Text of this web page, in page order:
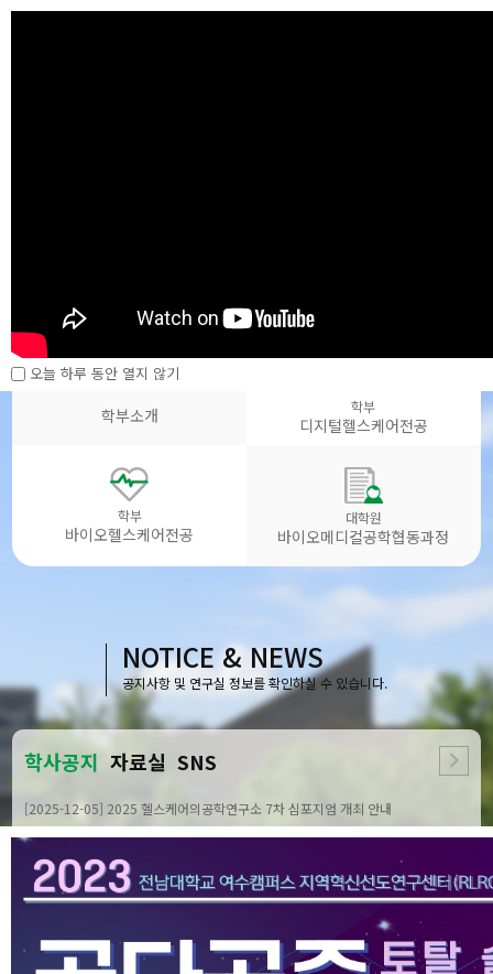
(~’24 헬스케어메디컬공학부)
학부소개 학부
디지털헬스케어전공
학부
바이오헬스케어전공
대학원
바이오메디컬공학협동과정
NOTICE & NEWS
공지사항 및 연구실 정보를 확인하실 수 있습니다.
학사공지 자료실 SNS
[2025-12-05] 2025 헬스케어의공학연구소 7차 심포지엄 개최 안내
[2025-11-26] 2025 헬스케어의공학연구소 6차 심포지엄 개최 안내
[2025-11-12] 2025 헬스케어의공학연구소 5차 심포지엄 개최 안내
[2025-11-05] 2025 헬스케어의공학연구소 4차 심포지엄 개최 안내
[2025-10-09] 2025 헬스케어의공학연구소 3차 심포지엄 개최 안내
오늘 하루 동안 열지 않기